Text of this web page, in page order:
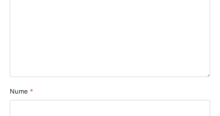
Nume *